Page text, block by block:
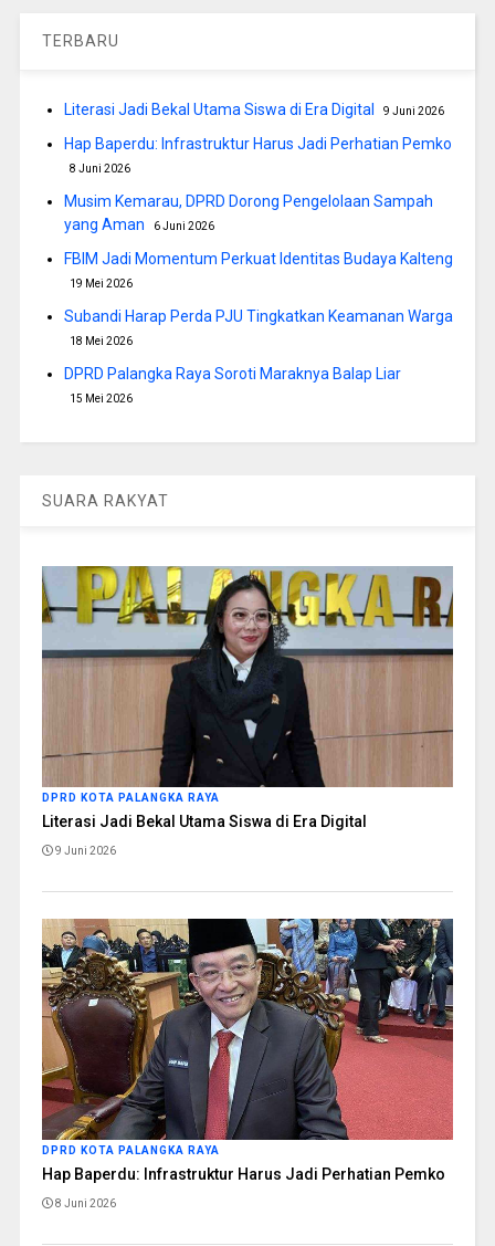
TERBARU
Literasi Jadi Bekal Utama Siswa di Era Digital 9 Juni 2026
Hap Baperdu: Infrastruktur Harus Jadi Perhatian Pemko
8 Juni 2026
Musim Kemarau, DPRD Dorong Pengelolaan Sampah
yang Aman
6 Juni 2026
FBIM Jadi Momentum Perkuat Identitas Budaya Kalteng
19 Mei 2026
Subandi Harap Perda PJU Tingkatkan Keamanan Warga
18 Mei 2026
DPRD Palangka Raya Soroti Maraknya Balap Liar
15 Mei 2026
SUARA RAKYAT
DPRD KOTA PALANGKA RAYA
Literasi Jadi Bekal Utama Siswa di Era Digital
9 Juni 2026
DPRD KOTA PALANGKA RAYA
Hap Baperdu: Infrastruktur Harus Jadi Perhatian Pemko
8 Juni 2026